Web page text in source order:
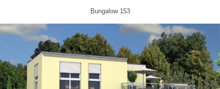
Bungalow 153